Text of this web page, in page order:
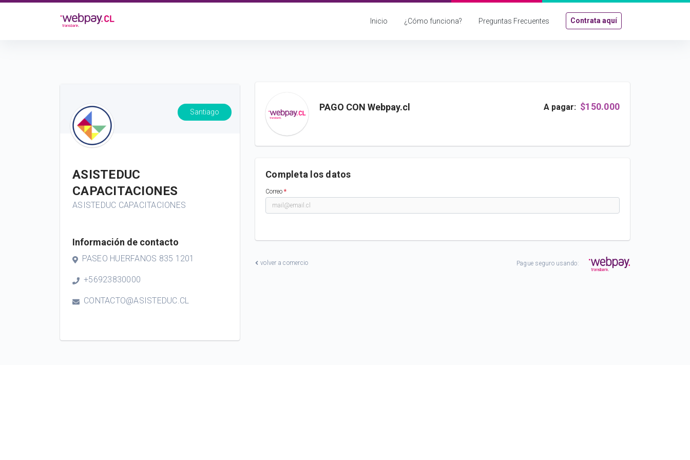
Inicio ¿Cómo funciona? Preguntas Frecuentes Contrata aquí
Santiago
ASISTEDUC
CAPACITACIONES
ASISTEDUC CAPACITACIONES
Información de contacto
PASEO HUERFANOS 835 1201
+56923830000
CONTACTO@ASISTEDUC.CL
PAGO CON Webpay.cl A pagar: $150.000
Completa los datos
Correo *
volver a comercio Pague seguro usando: